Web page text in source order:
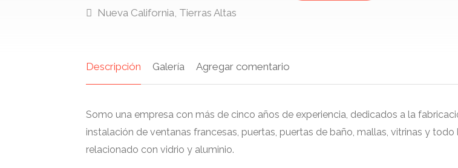
Nueva California, Tierras Altas
Descripción Galería Agregar comentario
Somo una empresa con más de cinco años de experiencia, dedicados a la
instalación de ventanas francesas, puertas, puertas de baño, mallas, vitrinas y todo
relacionado con vidrio y aluminio.